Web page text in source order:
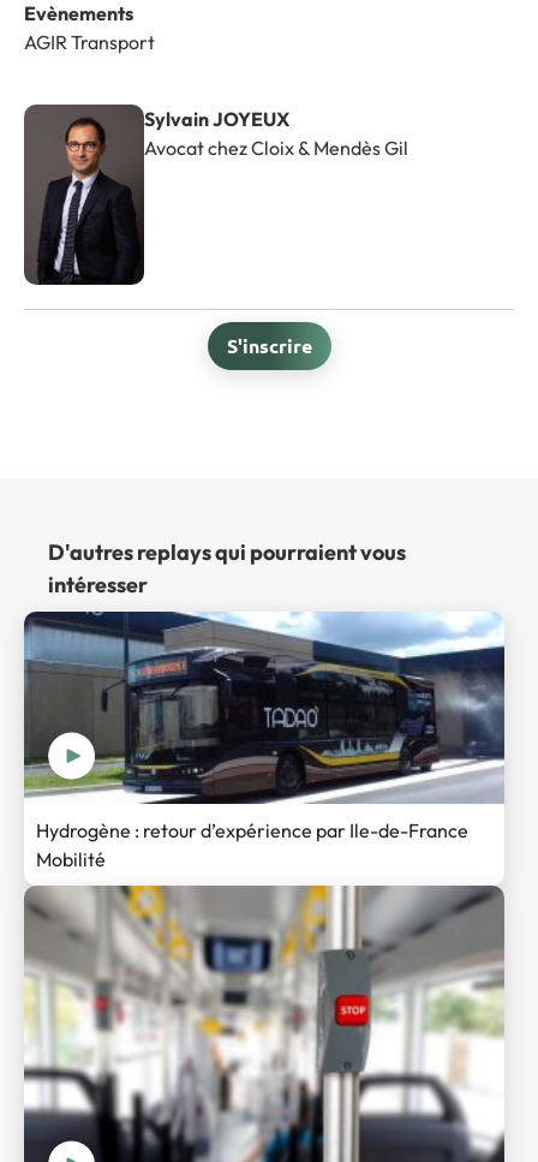
Evènements
AGIR Transport
Sylvain JOYEUX
Avocat chez Cloix & Mendès Gil
S'inscrire
D'autres replays qui pourraient vous
intéresser
Hydrogène : retour d’expérience par Ile-de-France
Mobilité